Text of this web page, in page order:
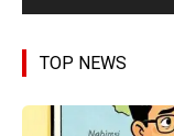
TOP NEWS